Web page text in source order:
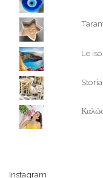
Le
Instagram